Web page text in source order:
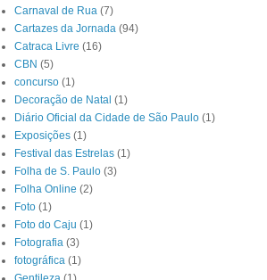
Carnaval de Rua (7)
Cartazes da Jornada (94)
Catraca Livre (16)
CBN (5)
concurso (1)
Decoração de Natal (1)
Diário Oficial da Cidade de São Paulo (1)
Exposições (1)
Festival das Estrelas (1)
Folha de S. Paulo (3)
Folha Online (2)
Foto (1)
Foto do Caju (1)
Fotografia (3)
fotográfica (1)